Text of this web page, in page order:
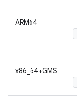
ARM64
x86_64+GMS